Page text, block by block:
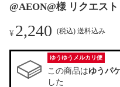
@AEON@様 リクエス
¥2,240 (税込) 送料込み
ゆうゆうメルカリ便
この商品はゆうパ
した